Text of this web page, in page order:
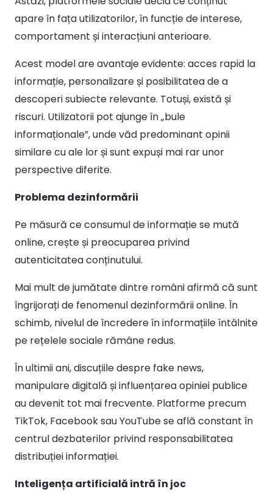
apare în fața utilizatorilor, în funcție de interese,
comportament și interacțiuni anterioare.
Acest model are avantaje evidente: acces rapid la
informație, personalizare și posibilitatea de a
descoperi subiecte relevante. Totuși, există și
riscuri. Utilizatorii pot ajunge în „bule
informaționale”, unde văd predominant opinii
similare cu ale lor și sunt expuși mai rar unor
perspective diferite.
Problema dezinformării
Pe măsură ce consumul de informație se mută
online, crește și preocuparea privind
autenticitatea conținutului.
Mai mult de jumătate dintre români afirmă că sunt
îngrijorați de fenomenul dezinformării online. În
schimb, nivelul de încredere în informațiile întâlnite
pe rețelele sociale rămâne redus.
În ultimii ani, discuțiile despre fake news,
manipulare digitală și influențarea opiniei publice
au devenit tot mai frecvente. Platforme precum
TikTok, Facebook sau YouTube se află constant în
centrul dezbaterilor privind responsabilitatea
distribuției informației.
Inteligența artificială intră în joc